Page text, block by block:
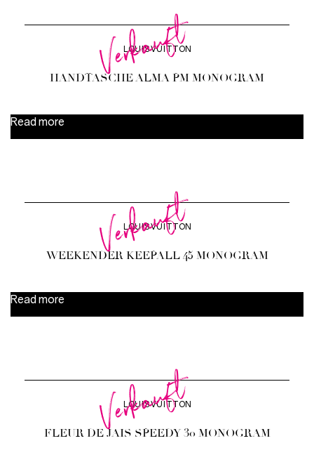
Verkauft
LOUIS VUITTON
HANDTASCHE ALMA PM MONOGRAM
Read more
Verkauft
LOUIS VUITTON
WEEKENDER KEEPALL 45 MONOGRAM
Read more
Verkauft
LOUIS VUITTON
FLEUR DE JAIS SPEEDY 30 MONOGRAM